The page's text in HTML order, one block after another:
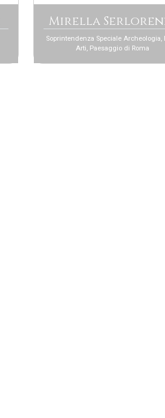
Mirella
Soprintendenza Speciale Archeologia,
Arti, Paesaggio di Roma